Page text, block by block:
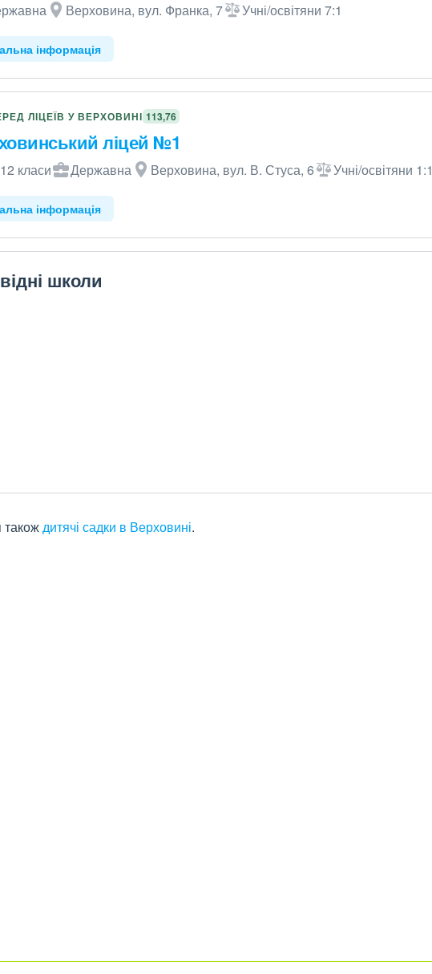
Верховина, вул. Франка, 7 Учні/освітяни 7:1
інформація
ЛІЦЕЇВ У ВЕРХОВИНІ 113,76
ліцей №1
класи Державна Верховина, вул. В. Стуса, 6 Учні/освітяни 1:1
інформація
школи
такождитячі садки в Верховині.